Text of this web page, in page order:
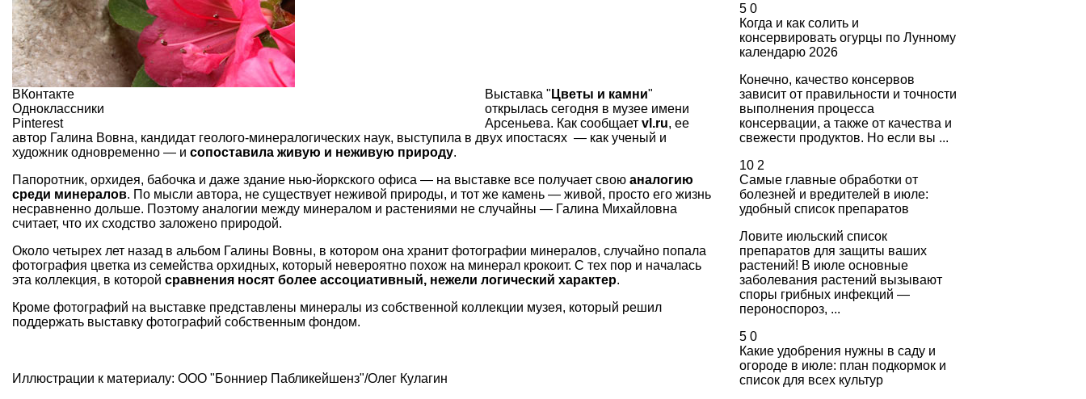
ВКонтакте
Одноклассники
Pinterest
Выставка " Цветы и камни"
открылась сегодня в музее имени
Арсеньева. Как сообщает vl.ru, ее
автор Галина Вовна, кандидат геолого-минералогических наук, выступила в двух ипостасях — как ученый и
художник одновременно — и сопоставила живую и неживую природу.
Папоротник, орхидея, бабочка и даже здание нью-йоркского офиса — на выставке все получает свою аналогию
среди минералов. По мысли автора, не существует неживой природы, и тот же камень — живой, просто его жизнь
несравненно дольше. Поэтому аналогии между минералом и растениями не случайны — Галина Михайловна
считает, что их сходство заложено природой.
Около четырех лет назад в альбом Галины Вовны, в котором она хранит фотографии минералов, случайно попала
фотография цветка из семейства орхидных, который невероятно похож на минерал крокоит. С тех пор и началась
эта коллекция, в которой сравнения носят более ассоциативный, нежели логический характер.
Кроме фотографий на выставке представлены минералы из собственной коллекции музея, который решил
поддержать выставку фотографий собственным фондом.
Иллюстрации к материалу: ООО "Бонниер Пабликейшенз"/Олег Кулагин
5 0
Когда и как солить и
консервировать огурцы по Лунному
календарю 2026
Конечно, качество консервов
зависит от правильности и точности
выполнения процесса
консервации, а также от качества и
свежести продуктов. Но если вы ...
10 2
Самые главные обработки от
болезней и вредителей в июле:
удобный список препаратов
Ловите июльский список
препаратов для защиты ваших
растений! В июле основные
заболевания растений вызывают
споры грибных инфекций —
пероноспороз, ...
5 0
Какие удобрения нужны в саду и
огороде в июле: план подкормок и
список для всех культур